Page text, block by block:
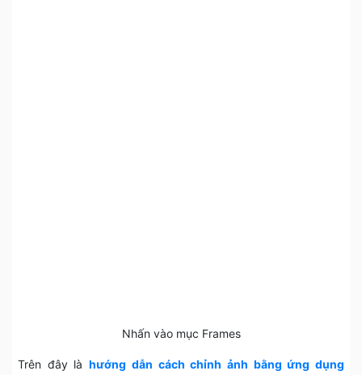
Nhấn vào mục Frames
Trên đây làhướng dẫn cách chỉnh ảnh bằng ứng dụng